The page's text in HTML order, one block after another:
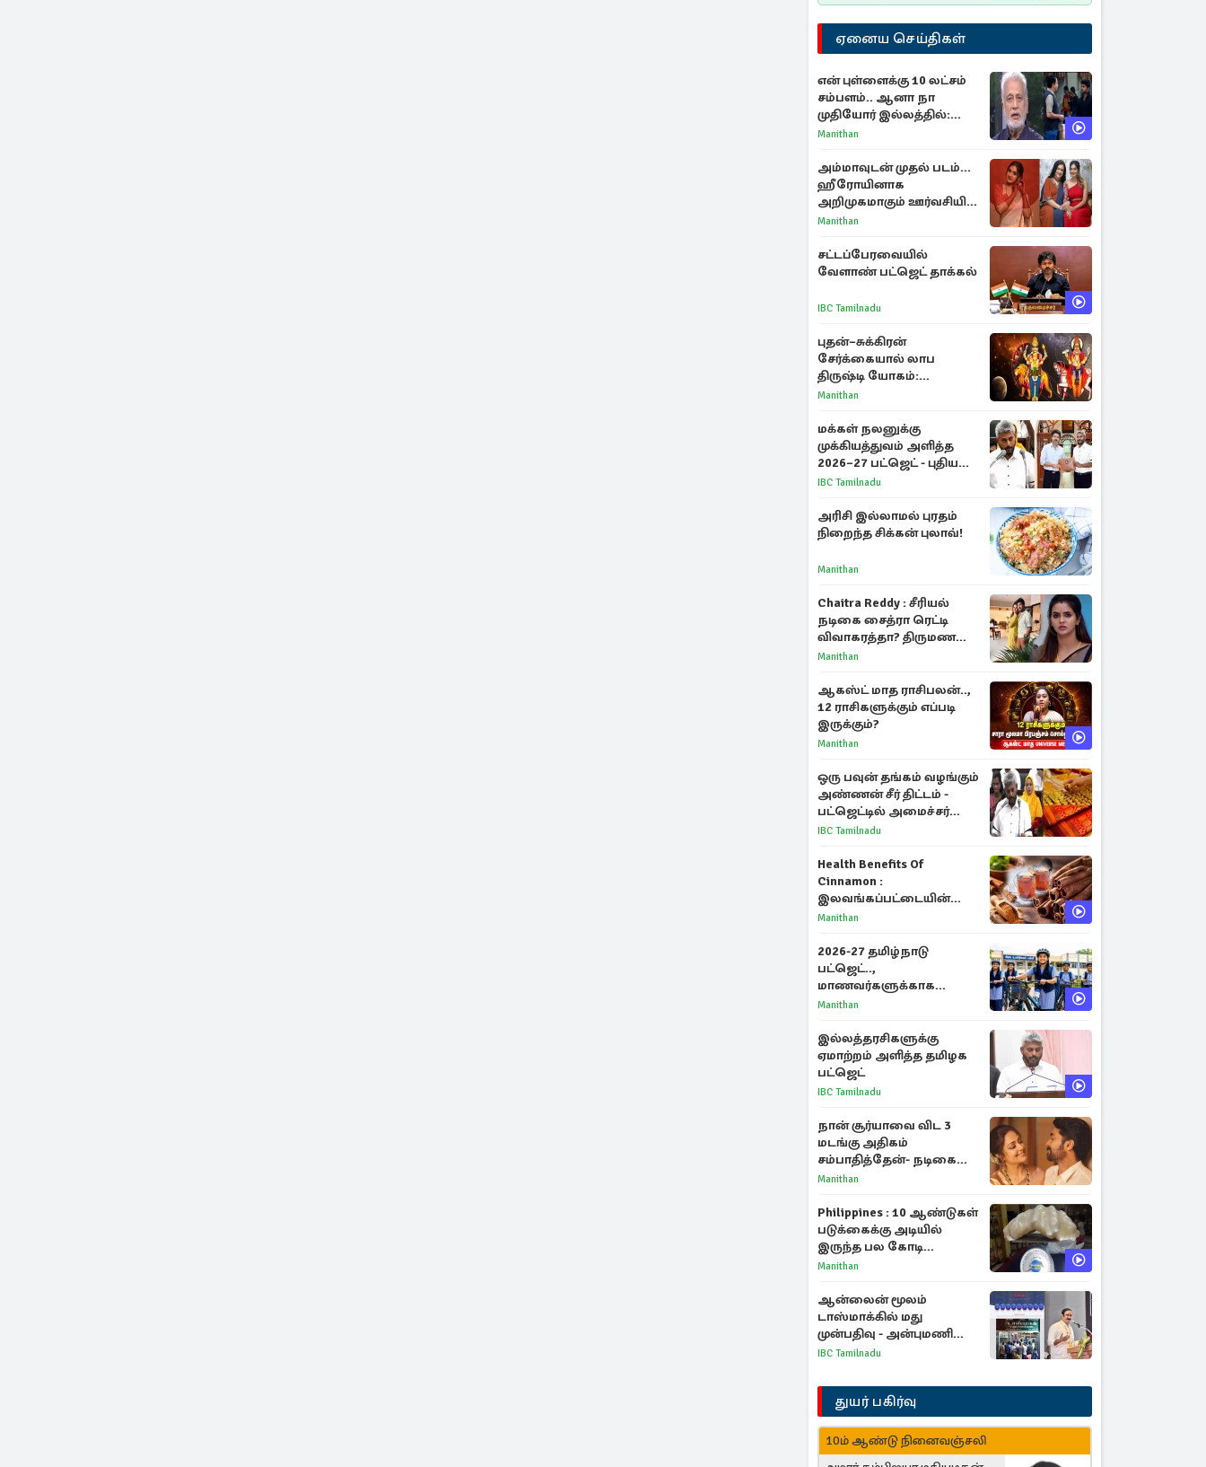
ஏனைய செய்திகள்
என் புள்ளைக்கு 10 லட்சம்
சம்பளம்.. ஆனா நா
முதியோர் இல்லத்தில்:
நடிகரின் கண்ணீர் பேட்டி
Manithan
அம்மாவுடன் முதல் படம்...
ஹீரோயினாக
அறிமுகமாகும் ஊர்வசியின்
மகள் தேஜலட்சுமி!
Manithan
சட்டப்பேரவையில்
வேளாண் பட்ஜெட் தாக்கல்
IBC Tamilnadu
புதன்–சுக்கிரன்
சேர்க்கையால் லாப
திருஷ்டி யோகம்:
அதிர்ஷ்டம் பெறும் டாப் 3
Manithan
மக்கள் நலனுக்கு
முக்கியத்துவம் அளித்த
2026–27 பட்ஜெட் - புதிய
நலத்திட்டங்கள்
IBC Tamilnadu
அரிசி இல்லாமல் புரதம்
நிறைந்த சிக்கன் புலாவ்!
Manithan
Chaitra Reddy : சீரியல்
நடிகை சைத்ரா ரெட்டி
விவாகரத்தா? திருமண
புகைப்படங்களை நீக்கம்
Manithan
ஆகஸ்ட் மாத ராசிபலன்..,
12 ராசிகளுக்கும் எப்படி
இருக்கும்?
Manithan
ஒரு பவுன் தங்கம் வழங்கும்
அண்ணன் சீர் திட்டம் -
பட்ஜெட்டில் அமைச்சர்
மரிய வில்சன் அறிவிப்பு!
IBC Tamilnadu
Health Benefits Of
Cinnamon :
இலவங்கப்பட்டையின்
மருத்துவ குணங்களும்
நன்மைகளும்!
Manithan
2026-27 தமிழ்நாடு
பட்ஜெட்..,
மாணவர்களுக்காக
வெளியான முக்கிய
Manithan
இல்லத்தரசிகளுக்கு
ஏமாற்றம் அளித்த தமிழக
பட்ஜெட்
IBC Tamilnadu
நான் சூர்யாவை விட 3
மடங்கு அதிகம்
சம்பாதித்தேன்- நடிகை
ஜோதிகா
Manithan
Philippines : 10 ஆண்டுகள்
படுக்கைக்கு அடியில்
இருந்த பல கோடி
மதிப்புள்ள அரிய முத்து!
Manithan
ஆன்லைன் மூலம்
டாஸ்மாக்கில் மது
முன்பதிவு - அன்புமணி
ராமதாஸ் எதிர்ப்பு
IBC Tamilnadu
துயர் பகிர்வு
10ம் ஆண்டு நினைவஞ்சலி